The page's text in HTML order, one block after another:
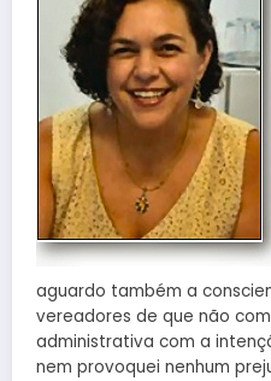
aguardo também a
vereadores de que não
administrativa com a
nem provoquei nenhum